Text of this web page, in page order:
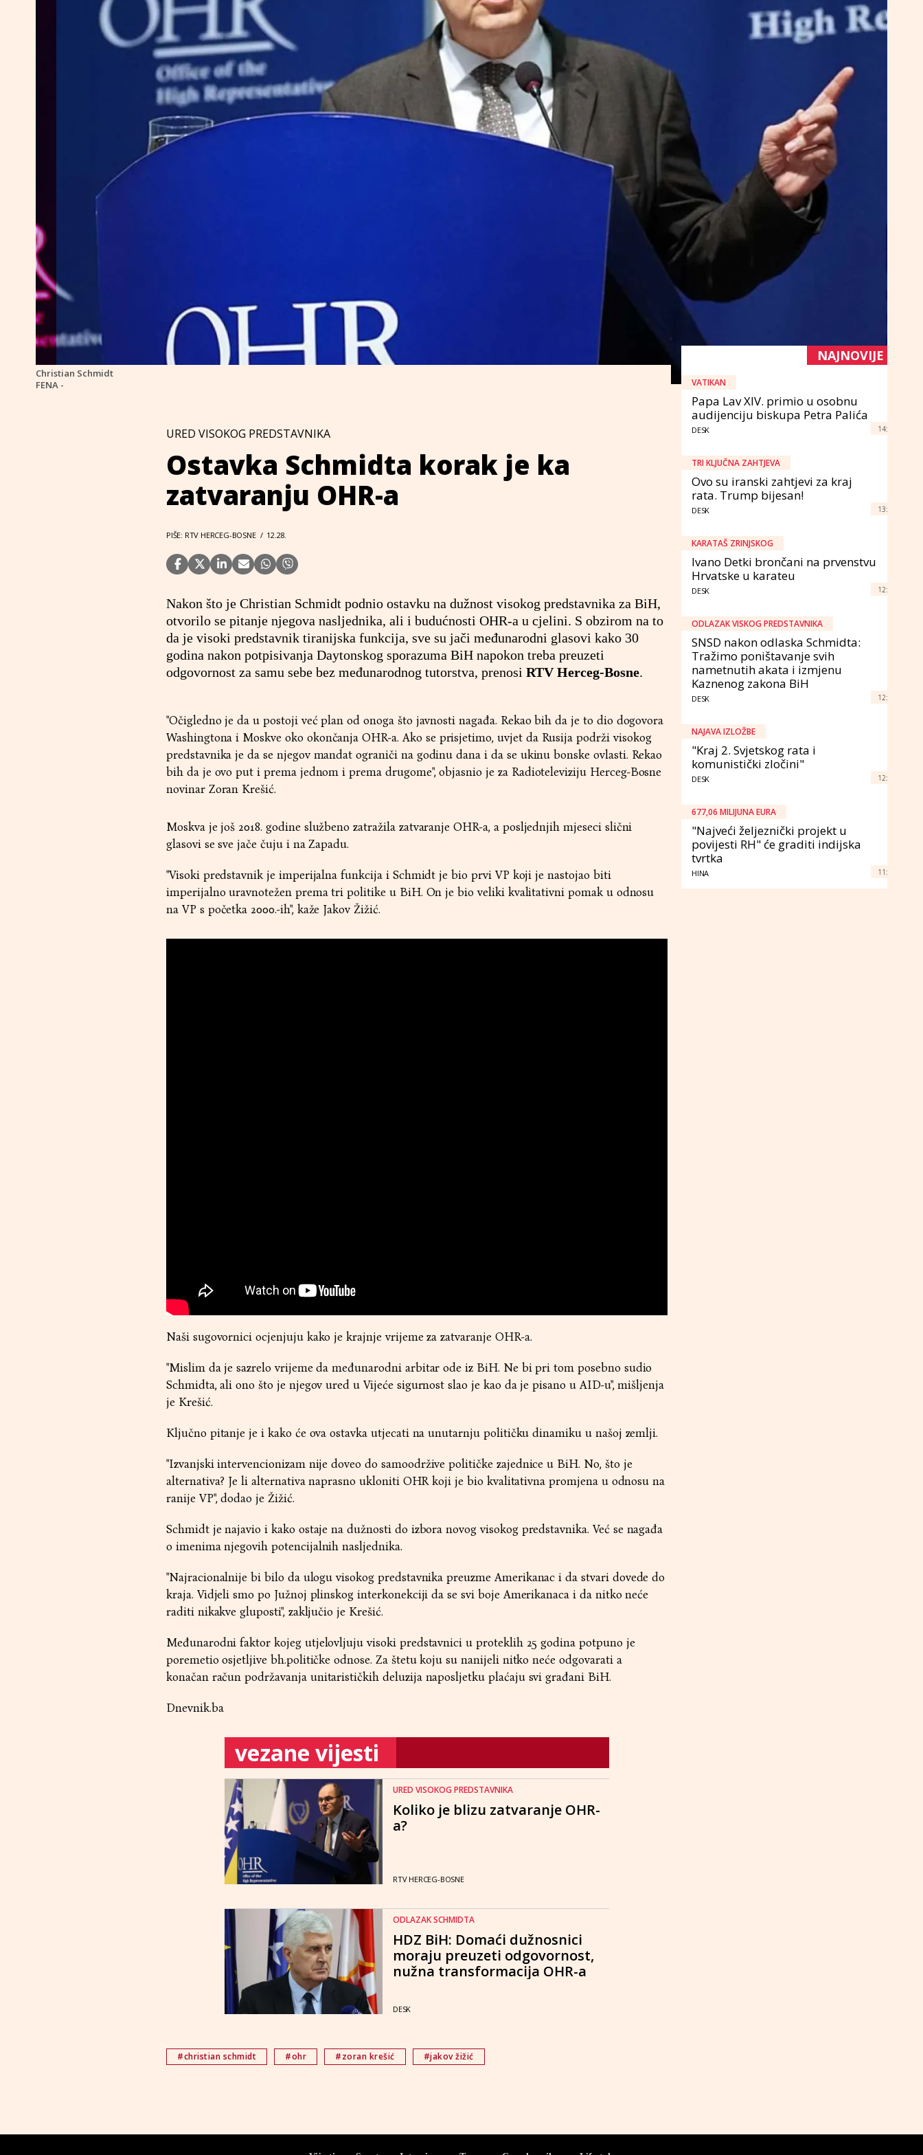
Christian Schmidt
FENA -
URED VISOKOG PREDSTAVNIKA
Ostavka Schmidta korak je ka
zatvaranju OHR-a
PIŠE: RTV HERCEG-BOSNE / 12.28.
Nakon što je Christian Schmidt podnio ostavku na dužnost visokog predstavnika za BiH,
otvorilo se pitanje njegova nasljednika, ali i budućnosti OHR-a u cjelini. S obzirom na to
da je visoki predstavnik tiranijska funkcija, sve su jači međunarodni glasovi kako 30
godina nakon potpisivanja Daytonskog sporazuma BiH napokon treba preuzeti
odgovornost za samu sebe bez međunarodnog tutorstva, prenosi RTV Herceg-Bosne.
"Očigledno je da u postoji već plan od onoga što javnosti nagađa. Rekao bih da je to dio dogovora
Washingtona i Moskve oko okončanja OHR-a. Ako se prisjetimo, uvjet da Rusija podrži visokog
predstavnika je da se njegov mandat ograniči na godinu dana i da se ukinu bonske ovlasti. Rekao
bih da je ovo put i prema jednom i prema drugome", objasnio je za Radioteleviziju Herceg-Bosne
novinar Zoran Krešić.
Moskva je još 2018. godine službeno zatražila zatvaranje OHR-a, a posljednjih mjeseci slični
glasovi se sve jače čuju i na Zapadu.
"Visoki predstavnik je imperijalna funkcija i Schmidt je bio prvi VP koji je nastojao biti
imperijalno uravnotežen prema tri politike u BiH. On je bio veliki kvalitativni pomak u odnosu
na VP s početka 2000.-ih", kaže Jakov Žižić.
Naši sugovornici ocjenjuju kako je krajnje vrijeme za zatvaranje OHR-a.
"Mislim da je sazrelo vrijeme da međunarodni arbitar ode iz BiH. Ne bi pri tom posebno sudio
Schmidta, ali ono što je njegov ured u Vijeće sigurnost slao je kao da je pisano u AID-u", mišljenja
je Krešić.
Ključno pitanje je i kako će ova ostavka utjecati na unutarnju političku dinamiku u našoj zemlji.
"Izvanjski intervencionizam nije doveo do samoodržive političke zajednice u BiH. No, što je
alternativa? Je li alternativa naprasno ukloniti OHR koji je bio kvalitativna promjena u odnosu na
ranije VP", dodao je Žižić.
Schmidt je najavio i kako ostaje na dužnosti do izbora novog visokog predstavnika. Već se nagađa
o imenima njegovih potencijalnih nasljednika.
"Najracionalnije bi bilo da ulogu visokog predstavnika preuzme Amerikanac i da stvari dovede do
kraja. Vidjeli smo po Južnoj plinskog interkonekciji da se svi boje Amerikanaca i da nitko neće
raditi nikakve gluposti", zaključio je Krešić.
Međunarodni faktor kojeg utjelovljuju visoki predstavnici u proteklih 25 godina potpuno je
poremetio osjetljive bh.političke odnose. Za štetu koju su nanijeli nitko neće odgovarati a
konačan račun podržavanja unitarističkih deluzija naposljetku plaćaju svi građani BiH.
Dnevnik.ba
vezane vijesti
URED VISOKOG PREDSTAVNIKA
Koliko je blizu zatvaranje OHR-
a?
RTV HERCEG-BOSNE
ODLAZAK SCHMIDTA
HDZ BiH: Domaći dužnosnici
moraju preuzeti odgovornost,
nužna transformacija OHR-a
DESK
#christian schmidt #ohr #zoran krešić #jakov žižić
NAJNOVIJE
VATIKAN
Papa Lav XIV. primio u osobnu
audijenciju biskupa Petra Palića
DESK 14:
TRI KLJUČNA ZAHTJEVA
Ovo su iranski zahtjevi za kraj
rata. Trump bijesan!
DESK 13:
KARATAŠ ZRINJSKOG
Ivano Detki brončani na prvenstvu
Hrvatske u karateu
DESK 12:
ODLAZAK VISKOG PREDSTAVNIKA
SNSD nakon odlaska Schmidta:
Tražimo poništavanje svih
nametnutih akata i izmjenu
Kaznenog zakona BiH
DESK 12:
NAJAVA IZLOŽBE
"Kraj 2. Svjetskog rata i
komunistički zločini"
DESK 12:
677,06 MILIJUNA EURA
"Najveći željeznički projekt u
povijesti RH" će graditi indijska
tvrtka
HINA 11: